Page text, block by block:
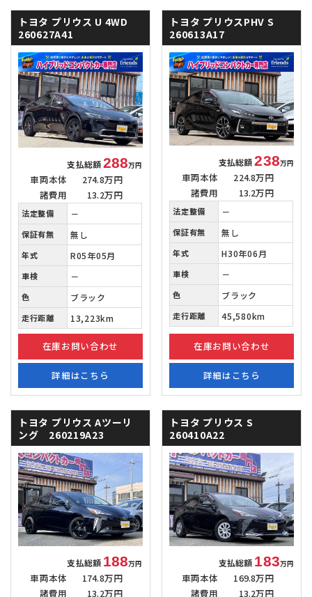
トヨタ プリウス U 4WD
260627A41
支払総額288万円
車両本体
274.8万円
諸費用
13.2万円
法定整備 －
保証有無 無し
年式 R05年05月
車検 －
色 ブラック
走行距離 13,223km
在庫お問い合わせ
詳細はこちら
トヨタ プリウスPHV S
260613A17
支払総額238万円
車両本体
224.8万円
諸費用
13.2万円
法定整備 －
保証有無 無し
年式 H30年06月
車検 －
色 ブラック
走行距離 45,580km
在庫お問い合わせ
詳細はこちら
トヨタ プリウスAツーリ
ング 260219A23
支払総額 188万円
車両本体
174.8万円
諸費用
13.2万円
トヨタ プリウス S
260410A22
支払総額 183万円
車両本体
169.8万円
諸費用
13.2万円